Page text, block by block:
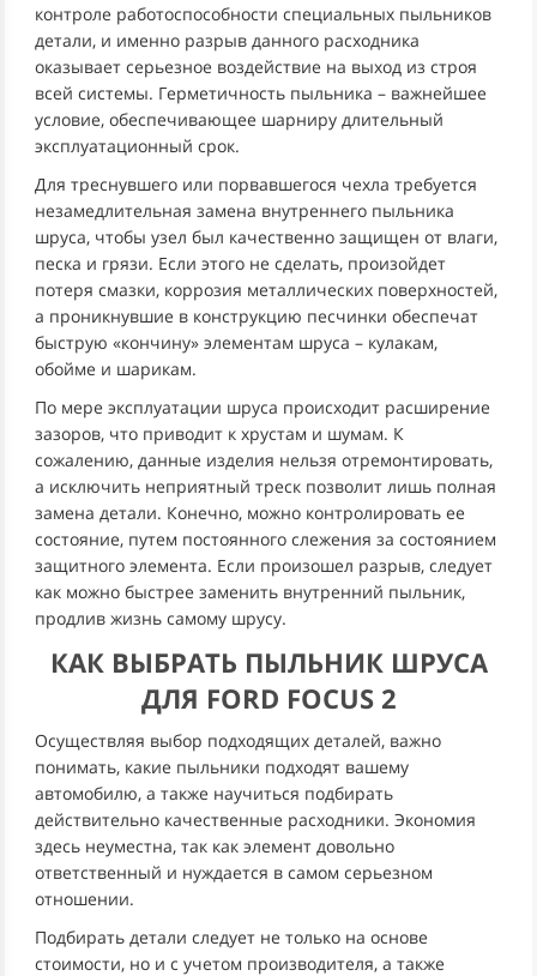
контроле работоспособности специальных пыльников
детали, и именно разрыв данного расходника
оказывает серьезное воздействие на выход из строя
всей системы. Герметичность пыльника – важнейшее
условие, обеспечивающее шарниру длительный
эксплуатационный срок.
Для треснувшего или порвавшегося чехла требуется
незамедлительная замена внутреннего пыльника
шруса, чтобы узел был качественно защищен от влаги,
песка и грязи. Если этого не сделать, произойдет
потеря смазки, коррозия металлических поверхностей,
а проникнувшие в конструкцию песчинки обеспечат
быструю «кончину» элементам шруса – кулакам,
обойме и шарикам.
По мере эксплуатации шруса происходит расширение
зазоров, что приводит к хрустам и шумам. К
сожалению, данные изделия нельзя отремонтировать,
а исключить неприятный треск позволит лишь полная
замена детали. Конечно, можно контролировать ее
состояние, путем постоянного слежения за состоянием
защитного элемента. Если произошел разрыв, следует
как можно быстрее заменить внутренний пыльник,
продлив жизнь самому шрусу.
КАК ВЫБРАТЬ ПЫЛЬНИК ШРУСА
ДЛЯ FORD FOCUS 2
Осуществляя выбор подходящих деталей, важно
понимать, какие пыльники подходят вашему
автомобилю, а также научиться подбирать
действительно качественные расходники. Экономия
здесь неуместна, так как элемент довольно
ответственный и нуждается в самом серьезном
отношении.
Подбирать детали следует не только на основе
стоимости, но и с учетом производителя, а также